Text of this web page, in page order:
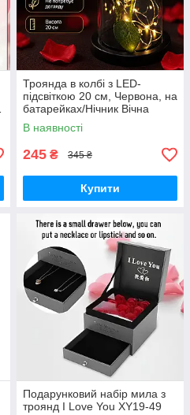
Троянда в колбі з LED-
підсвіткою 20 см, Червона, на
батарейках/Нічник Вічна
троянда/Квітка в колбі
В наявності
245 ₴ 345 ₴
Купити
Подарунковий набір мила з
троянд I Love You XY19-49